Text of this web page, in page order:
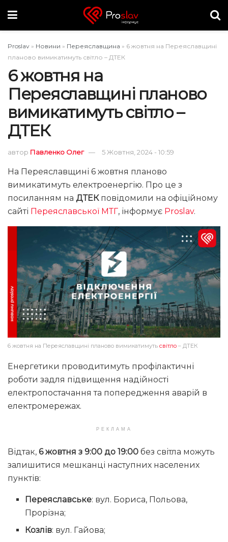
Proslav » Новини » Переяславщина » 6 жовтня на Переяславщині
планово вимикатимуть світло – ДТЕК
6 жовтня на
Переяславщині планово
вимикатимуть світло –
ДТЕК
автор Павленко Олег 5 Жовтня, 2024 - 10:59
На Переяславщині 6 жовтня планово
вимикатимуть електроенергію. Про це з
посиланням на ДТЕКповідомили на офіційному
сайті Переяславської МТГ, інформує Proslav.
6 жовтня на Переяславщині планово вимикатимуть світло – ДТЕК
Енергетики проводитимуть профілактичні
роботи задля підвищення надійності
електропостачання та попередження аварій в
електромережах.
РЕКЛАМА
Відтак, 6 жовтня з 9:00 до 19:00 без світла можуть
залишитися мешканці наступних населених
пунктів:
Переяславське: вул. Бориса, Польова,
Прорізна;
Козлів: вул. Гайова;